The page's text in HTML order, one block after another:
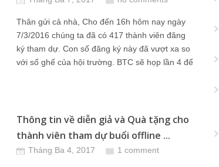
Thân gửi cả nhà, Cho đến 16h hôm nay ngày
7/3/2016 chúng ta đã có 417 thành viên đăng
ký tham dự. Con số đăng ký này đã vượt xa so
với số ghế của hội trường. BTC sẽ họp lần 4 để
Thông tin về diễn giả và Quà tặng cho
thành viên tham dự buổi offline ...
Tháng Ba 4, 2017 1 comment